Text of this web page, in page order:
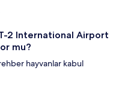
2 International Airport
mu?
hayvanlar kabul